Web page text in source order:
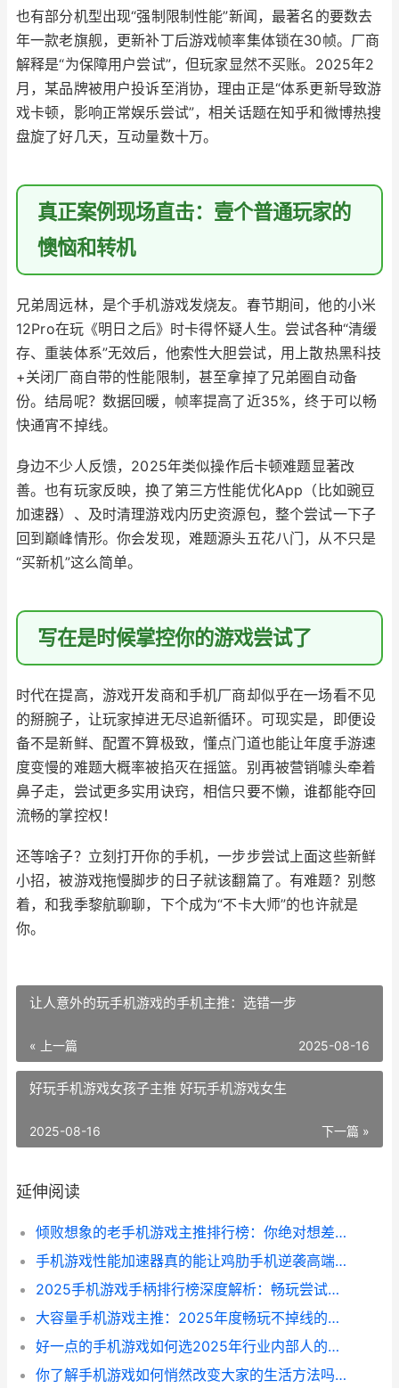
也有部分机型出现“强制限制性能”新闻，最著名的要数去
年一款老旗舰，更新补丁后游戏帧率集体锁在30帧。厂商
解释是“为保障用户尝试”，但玩家显然不买账。2025年2
月，某品牌被用户投诉至消协，理由正是“体系更新导致游
戏卡顿，影响正常娱乐尝试”，相关话题在知乎和微博热搜
盘旋了好几天，互动量数十万。
真正案例现场直击：壹个普通玩家的
懊恼和转机
兄弟周远林，是个手机游戏发烧友。春节期间，他的小米
12Pro在玩《明日之后》时卡得怀疑人生。尝试各种“清缓
存、重装体系”无效后，他索性大胆尝试，用上散热黑科技
+关闭厂商自带的性能限制，甚至拿掉了兄弟圈自动备
份。结局呢？数据回暖，帧率提高了近35%，终于可以畅
快通宵不掉线。
身边不少人反馈，2025年类似操作后卡顿难题显著改
善。也有玩家反映，换了第三方性能优化App（比如豌豆
加速器）、及时清理游戏内历史资源包，整个尝试一下子
回到巅峰情形。你会发现，难题源头五花八门，从不只是
“买新机”这么简单。
写在是时候掌控你的游戏尝试了
时代在提高，游戏开发商和手机厂商却似乎在一场看不见
的掰腕子，让玩家掉进无尽追新循环。可现实是，即便设
备不是新鲜、配置不算极致，懂点门道也能让年度手游速
度变慢的难题大概率被掐灭在摇篮。别再被营销噱头牵着
鼻子走，尝试更多实用诀窍，相信只要不懒，谁都能夺回
流畅的掌控权！
还等啥子？立刻打开你的手机，一步步尝试上面这些新鲜
小招，被游戏拖慢脚步的日子就该翻篇了。有难题？别憋
着，和我季黎航聊聊，下个成为“不卡大师”的也许就是
你。
让人意外的玩手机游戏的手机主推：选错一步
« 上一篇 2025-08-16
好玩手机游戏女孩子主推 好玩手机游戏女生
下一篇 »
2025-08-16
延伸阅读
倾败想象的老手机游戏主推排行榜：你绝对想差点哪些典范逆袭重返热榜 倾败想象的老手是谁
手机游戏性能加速器真的能让鸡肋手机逆袭高端一场看不见硝烟的极点加速实验 手机游戏性能加速
2025手机游戏手柄排行榜深度解析：畅玩尝试背后的细节和选择 2821游戏手机
大容量手机游戏主推：2025年度畅玩不掉线的硬核选择和玩家尝试 容量大的手机游戏
好一点的手机游戏如何选2025年行业内部人的避坑同享 好一点的手机游戏有哪些
你了解手机游戏如何悄然改变大家的生活方法吗 了解手机游戏对学生的危害有